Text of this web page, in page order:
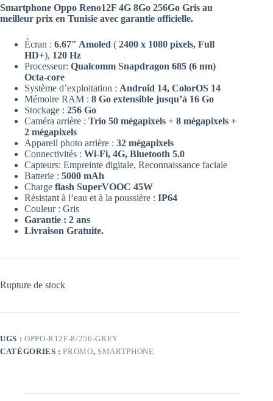
était :
1,199.00 د.ت.
est :
989.00 د.ت.
Smartphone Oppo Reno12F 4G 8Go 256Go Gris au
meilleur prix en Tunisie avec garantie officielle.
Écran : 6.67″ Amoled ( 2400 x 1080 pixels, Full
HD+), 120 Hz
Processeur: Qualcomm Snapdragon 685 (6 nm)
Octa-core
Système d’exploitation : Android 14, ColorOS 14
Mémoire RAM : 8 Go extensible jusqu’à 16 Go
Stockage : 256 Go
Caméra arrière : Trio 50 mégapixels + 8 mégapixels +
2 mégapixels
Appareil photo arrière : 32 mégapixels
Connectivités : Wi-Fi, 4G, Bluetooth 5.0
Capteurs: Empreinte digitale, Reconnaissance faciale
Batterie : 5000 mAh
Charge flash SuperVOOC 45W
Résistant à l’eau et à la poussière : IP64
Couleur : Gris
Garantie : 2 ans
Livraison Gratuite.
Rupture de stock
UGS : OPPO-R12F-8/256-GREY
CATÉGORIES :PROMO, SMARTPHONE